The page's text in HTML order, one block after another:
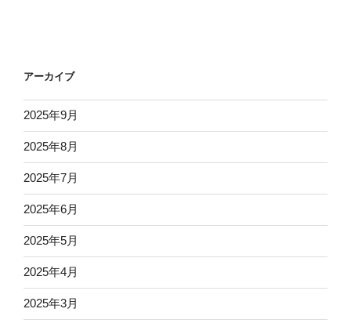
アーカイブ
2025年9月
2025年8月
2025年7月
2025年6月
2025年5月
2025年4月
2025年3月